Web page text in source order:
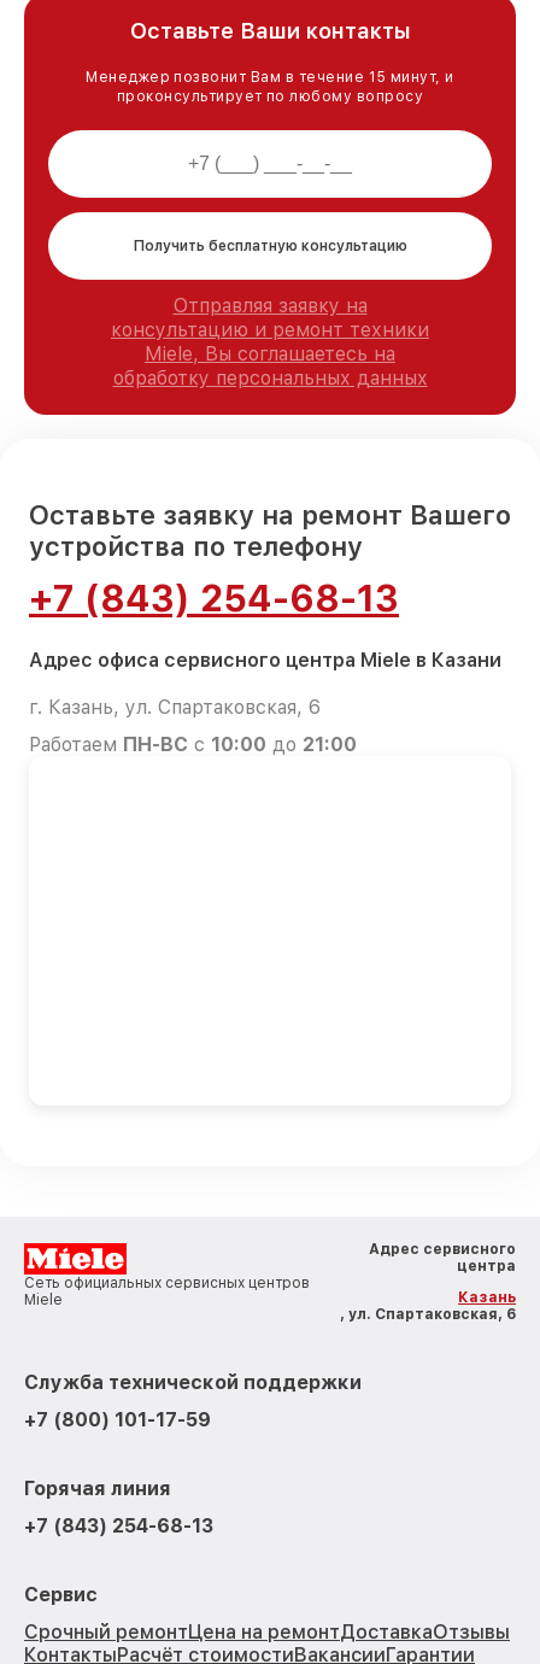
Оставьте Ваши контакты
Менеджер позвонит Вам в течение 15 минут, и
проконсультирует по любому вопросу
Получить бесплатную консультацию
Отправляя заявку на
консультацию и ремонт техники
Miele, Вы соглашаетесь на
обработку персональных данных
Оставьте заявку на ремонт Вашего
устройства по телефону
+7 (843) 254-68-13
Адрес офиса сервисного центра Miele в Казани
г. Казань, ул. Спартаковская, 6
Работаем ПН-ВС с 10:00 до 21:00
Сеть официальных сервисных центров
Miele
Адрес сервисного
центра
Казань
, ул. Спартаковская, 6
Служба технической поддержки
+7 (800) 101-17-59
Горячая линия
+7 (843) 254-68-13
Сервис
Срочный ремонтЦена на ремонтДоставкаОтзывы
КонтактыРасчёт стоимостиВакансииГарантии